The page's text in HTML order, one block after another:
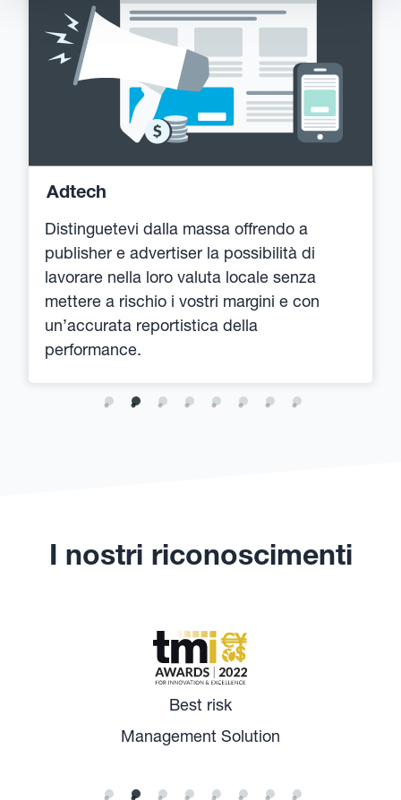
Adtech
Distinguetevi dalla massa offrendo a
publisher e advertiser la possibilità di
lavorare nella loro valuta locale senza
mettere a rischio i vostri margini e con
un’accurata reportistica della
performance.
I nostri riconoscimenti
Best risk
Management Solution